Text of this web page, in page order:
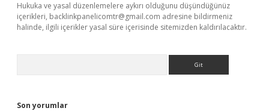
Hukuka ve yasal düzenlemelere aykırı olduğunu düşündüğünüz
içerikleri, backlinkpanelicomtr@gmail.com adresine bildirmeniz
halinde, ilgili içerikler yasal süre içerisinde sitemizden kaldırılacaktır.
Son yorumlar